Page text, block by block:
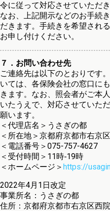
令に従って対応させていただき
なお、上記開示などのお手続
だきます。手続きを希望され
お申し付けください。
７．お問い合わせ先
ご連絡先は以下のとおりです
いては、各保険会社の窓口に
きます。なお、照会者がご本
いたうえで、対応させていた
願います。
＜代理店名＞うさぎの都
＜所在地＞京都府京都市右京
＜電話番号＞075-757-4627
＜受付時間＞11時‐19時
＜ホームページ＞ https://
2022年4月1日改定
事業所名：うさぎの都
住所：京都府京都市右京区西